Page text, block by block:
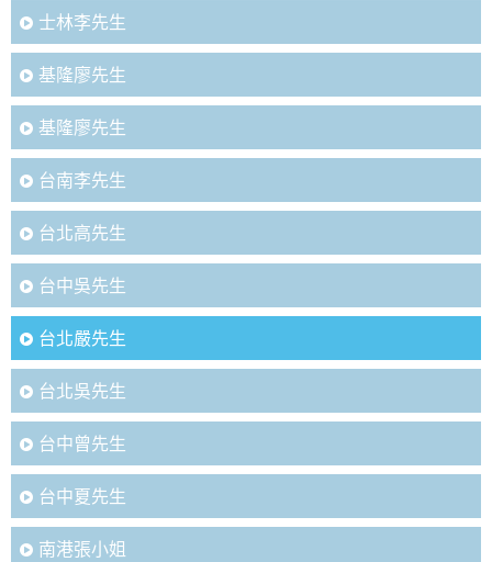
士林李先生
基隆廖先生
基隆廖先生
台南李先生
台北高先生
台中吳先生
台北嚴先生
台北吳先生
台中曾先生
台中夏先生
南港張小姐